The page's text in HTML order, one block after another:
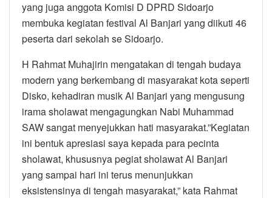
yang juga anggota Komisi D DPRD Sidoarjo
membuka kegiatan festival Al Banjari yang diikuti 46
peserta dari sekolah se Sidoarjo.
H Rahmat Muhajirin mengatakan di tengah budaya
modern yang berkembang di masyarakat kota seperti
Disko, kehadiran musik Al Banjari yang mengusung
irama sholawat mengagungkan Nabi Muhammad
SAW sangat menyejukkan hati masyarakat.”Kegiatan
ini bentuk apresiasi saya kepada para pecinta
sholawat, khususnya pegiat sholawat Al Banjari
yang sampai hari ini terus menunjukkan
eksistensinya di tengah masyarakat,” kata Rahmat